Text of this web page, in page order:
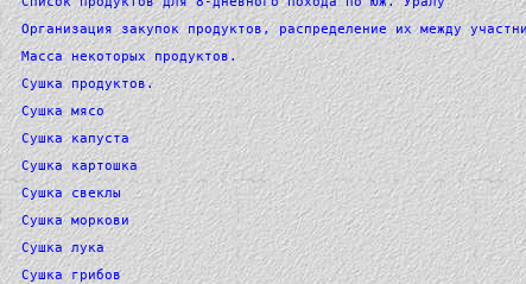
Организация закупок продуктов, распределение их между
Масса некоторых продуктов.
Сушка продуктов.
Сушка мясо
Сушка капуста
Сушка картошка
Сушка свеклы
Сушка моркови
Сушка лука
Сушка грибов